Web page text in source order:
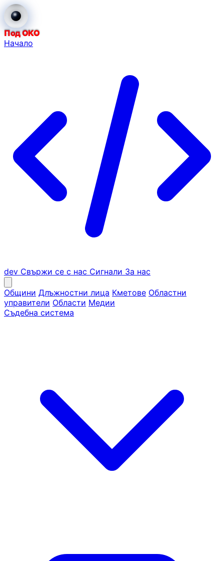
Под ОКО
Начало
dev Свържи се с нас Сигнали За нас
Общини Длъжностни лица Кметове Областни
управители Области Медии
Съдебна система